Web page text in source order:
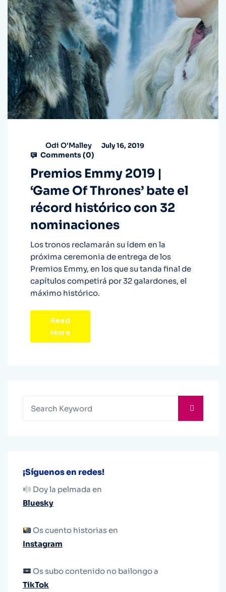
Odi O'Malley July 16, 2019
Comments (0)
Premios Emmy 2019 |
‘Game Of Thrones’ bate el
récord histórico con 32
nominaciones
Los tronos reclamarán su ídem en la
próxima ceremonia de entrega de los
Premios Emmy, en los que su tanda final de
capítulos competirá por 32 galardones, el
máximo histórico.
Read
More
¡Síguenos en redes!
Doy la pelmada en
Bluesky
Os cuento historias en
Instagram
Os subo contenido no bailongo a
TikTok